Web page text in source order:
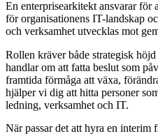
En enterprisearkitekt ansvarar för
för organisationens IT-landskap
och verksamhet utvecklas mot
Rollen kräver både strategisk
handlar om att fatta beslut som
framtida förmåga att växa,
hjälper vi dig att hitta personer
ledning, verksamhet och IT.
När passar det att hyra en interim